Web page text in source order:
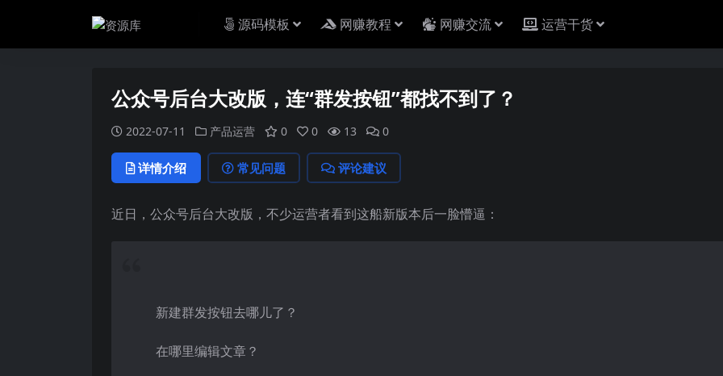
源码模板 网赚教程 网赚交流 运营干货
公众号后台大改版，连“群发按钮”都找不到了？
2022-07-11 产品运营 0 0 13 0
详情介绍 常见问题 评论建议
近日，公众号后台大改版，不少运营者看到这船新版本后一脸懵逼：
新建群发按钮去哪儿了？
在哪里编辑文章？